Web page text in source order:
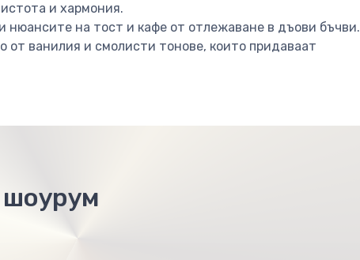
и хармония.
нюансите на тост и кафе от отлежаване в дъови бъчви.
от ванилия и смолисти тонове, които придаваат